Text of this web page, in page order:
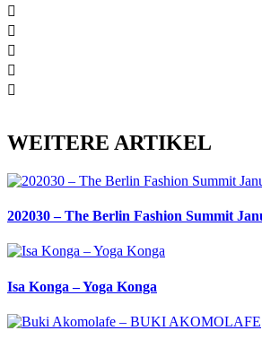
WEITERE ARTIKEL
202030 – The Berlin Fashion Summit
Isa Konga – Yoga Konga